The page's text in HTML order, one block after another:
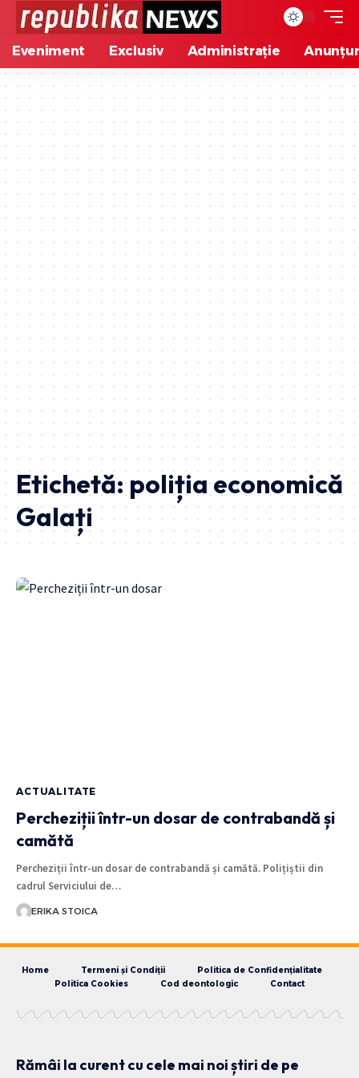
Eveniment Exclusiv Administrație
Etichetă:poliția economică
Galați
ACTUALITATE
Percheziții într-un dosar de contrabandă și
camătă
Percheziții într-un dosar de contrabandă și camătă. Polițiștii din
cadrul Serviciului de…
ERIKA STOICA
Home Termeni și Condiții
Politica de Confidențialitate
Politica Cookies
Cod deontologic Contact
Rămâi la curent cu cele mai noi știri de pe